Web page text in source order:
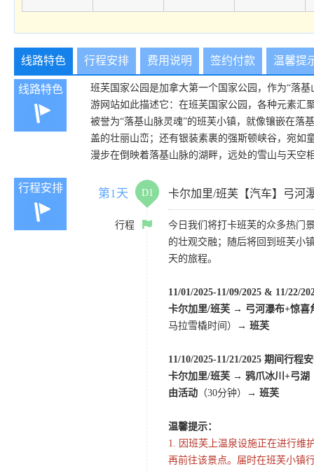
线路特色 行程安排 费用说明 签约付款 温馨提
线路特色
班芙国家公园是加拿大第一个国家公园，作为“落
游网站如此描述它：在班芙国家公园，各种元素汇
被誉为“落基山脉灵魂”的班芙小镇，就像镶嵌在落
盖的壮丽山峦；还有银装素裹的强斯顿峡谷，宛如
漫步在倒映着落基山脉的湖畔，远处的雪山与天空
行程安排 第1天 D1 卡尔加里/班芙【汽车】弓河
行程
今日我们将打卡班芙的众多热门
的壮观交融；随后将回到班芙小
天的旅程。
11/01/2025-11/09/2025 & 11/22/
卡尔加里/班芙 → 弓河瀑布+惊喜
马拉雪橇时间）→ 班芙
11/10/2025-11/21/2025 期间行程
卡尔加里/班芙 → 鸦爪冰川+弓湖
由活动 （30分钟）→ 班芙
温馨提示：
1. 因班芙上温泉设施正在进行维
再前往该景点。届时在班芙小镇